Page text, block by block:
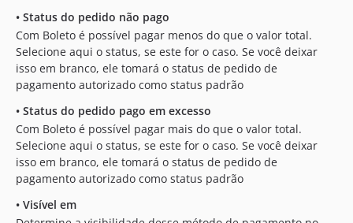
• Status do pedido não pago
Com Boleto é possível pagar menos do que o valor total.
Selecione aqui o status, se este for o caso. Se você deixar
isso em branco, ele tomará o status de pedido de
pagamento autorizado como status padrão
• Status do pedido pago em excesso
Com Boleto é possível pagar mais do que o valor total.
Selecione aqui o status, se este for o caso. Se você deixar
isso em branco, ele tomará o status de pedido de
pagamento autorizado como status padrão
• Visível em